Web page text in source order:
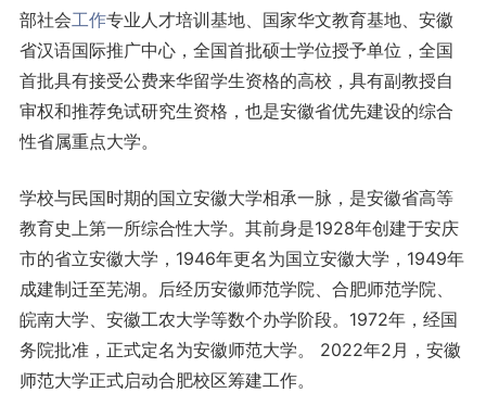
部社会工作专业人才培训基地、国家华文教育基地、安徽
省汉语国际推广中心，全国首批硕士学位授予单位，全国
首批具有接受公费来华留学生资格的高校，具有副教授自
审权和推荐免试研究生资格，也是安徽省优先建设的综合
性省属重点大学。
学校与民国时期的国立安徽大学相承一脉，是安徽省高等
教育史上第一所综合性大学。其前身是1928年创建于安庆
市的省立安徽大学，1946年更名为国立安徽大学，1949年
成建制迁至芜湖。后经历安徽师范学院、合肥师范学院、
皖南大学、安徽工农大学等数个办学阶段。1972年，经国
务院批准，正式定名为安徽师范大学。 2022年2月，安徽
师范大学正式启动合肥校区筹建工作。